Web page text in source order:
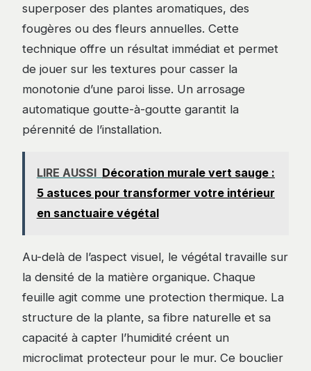
superposer des plantes aromatiques, des
fougères ou des fleurs annuelles. Cette
technique offre un résultat immédiat et permet
de jouer sur les textures pour casser la
monotonie d’une paroi lisse. Un arrosage
automatique goutte-à-goutte garantit la
pérennité de l’installation.
LIRE AUSSI Décoration murale vert sauge :
5 astuces pour transformer votre intérieur
en sanctuaire végétal
Au-delà de l’aspect visuel, le végétal travaille sur
la densité de la matière organique. Chaque
feuille agit comme une protection thermique. La
structure de la plante, sa fibre naturelle et sa
capacité à capter l’humidité créent un
microclimat protecteur pour le mur. Ce bouclier